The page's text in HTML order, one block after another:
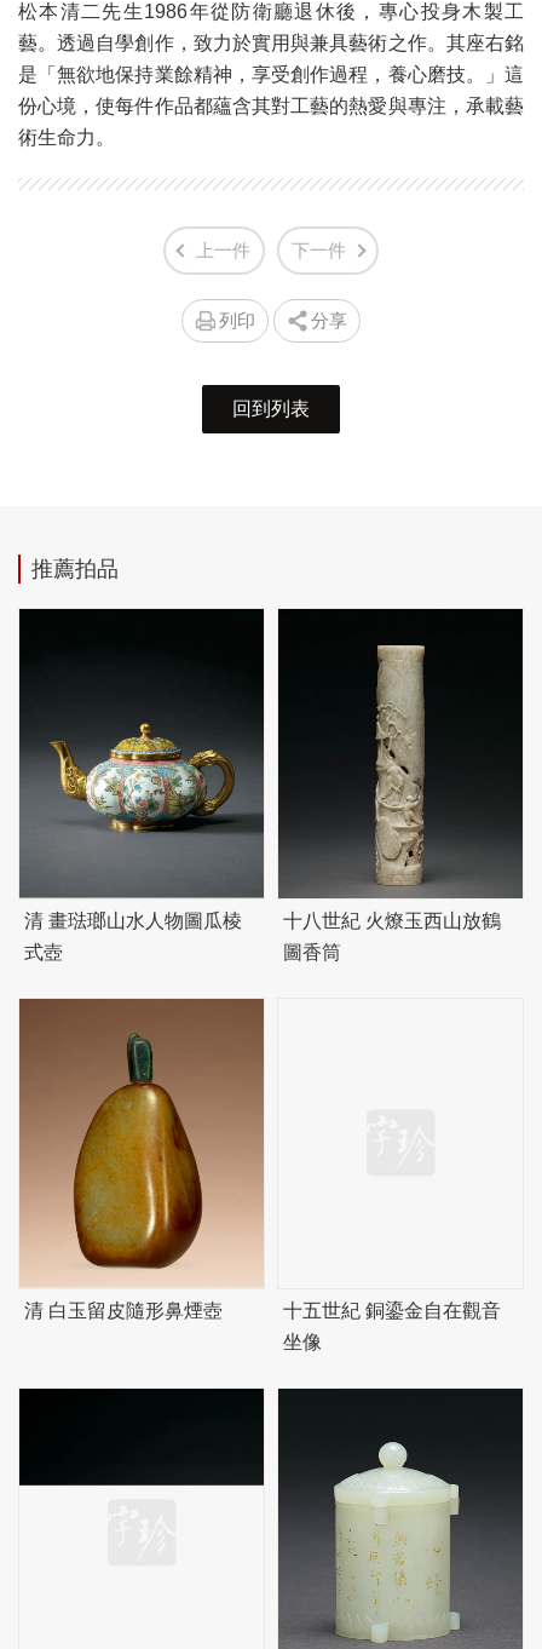
松本清二先生1986年從防衛廳退休後，專心投身木製工
藝。透過自學創作，致力於實用與兼具藝術之作。其座右銘
是「無欲地保持業餘精神，享受創作過程，養心磨技。」這
份心境，使每件作品都蘊含其對工藝的熱愛與專注，承載藝
術生命力。
上一件 下一件
列印 分享
回到列表
推薦拍品
清 畫琺瑯山水人物圖瓜棱
式壺
十八世紀 火燎玉西山放鶴
圖香筒
清 白玉留皮隨形鼻煙壺
十五世紀 銅鎏金自在觀音
坐像